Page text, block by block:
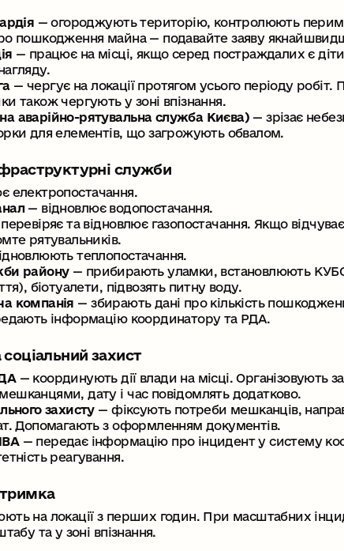
— огороджують територію, контролюють
пошкодження майна — подавайте заяву
— працює на місці, якщо серед постраждалих є
— чергує на локації протягом усього періоду
також чергують у зоні впізнання.
аварійно-рятувальна служба Києва)— зрізає
для елементів, що загрожують обвалом.
служби
електропостачання.
— відновлює водопостачання.
та відновлює газопостачання. Якщо
рятувальників.
теплопостачання.
району— прибирають уламки, встановлюють
біотуалети, підвозять питну воду.
компанія — збирають дані про кількість
інформацію координатору та РДА.
соціальний захист
— координують дії влади на місці. Організовують
дату і час повідомлять додатково.
захисту— фіксують потреби мешканців,
Допомагають з оформленням документів.
— передає інформацію про інцидент у систему
реагування.
на локації з перших годин. При масштабних
та у зоні впізнання.